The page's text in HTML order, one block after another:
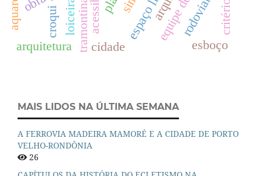
tramontina
loiceiras
arquitetura cidade
croqui
esboço
MAIS LIDOS NA ÚLTIMA SEMANA
A FERROVIA MADEIRA MAMORÉ E A CIDADE DE PORTO
VELHO-RONDÔNIA
26